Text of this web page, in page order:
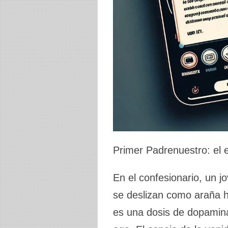
Primer Padrenuestro: el
En el confesionario, un
se deslizan como araña
es una dosis de